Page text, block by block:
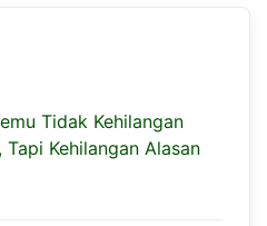
Tidak Kehilangan
Tapi Kehilangan Alasan